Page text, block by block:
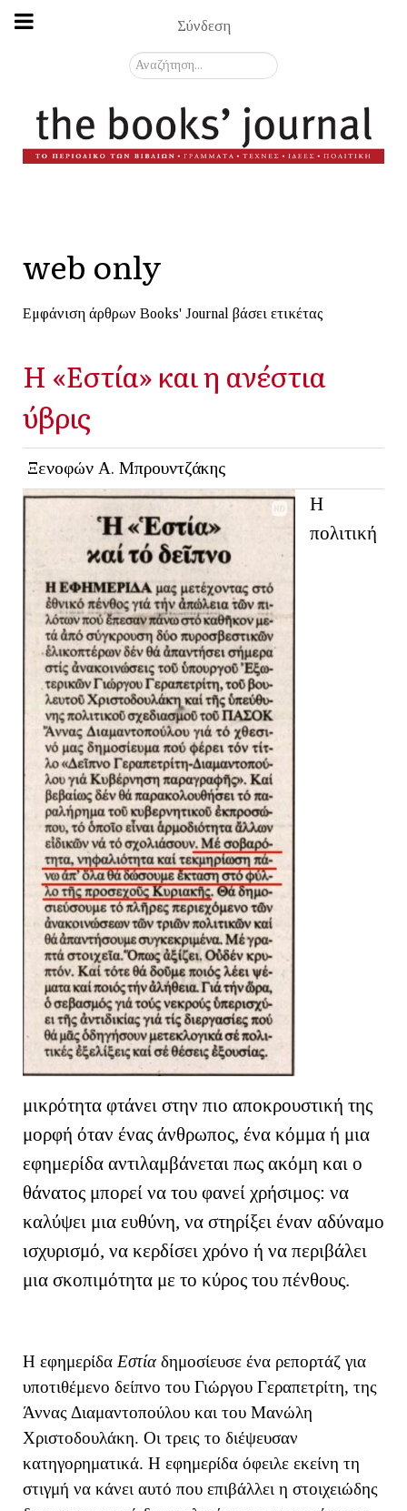
Σύνδεση
Αναζήτηση...
web only
Εμφάνιση άρθρων Books' Journal βάσει ετικέτας
Η «Εστία» και η ανέστια
ύβρις
Ξενοφών Α. Μπρουντζάκης
Η
πολιτική
μικρότητα φτάνει στην πιο αποκρουστική της
μορφή όταν ένας άνθρωπος, ένα κόμμα ή μια
εφημερίδα αντιλαμβάνεται πως ακόμη και ο
θάνατος μπορεί να του φανεί χρήσιμος: να
καλύψει μια ευθύνη, να στηρίξει έναν αδύναμο
ισχυρισμό, να κερδίσει χρόνο ή να περιβάλει
μια σκοπιμότητα με το κύρος του πένθους.
Η εφημερίδα Εστίαδημοσίευσε ένα ρεπορτάζ για
υποτιθέμενο δείπνο του Γιώργου Γεραπετρίτη, της
Άννας Διαμαντοπούλου και του Μανώλη
Χριστοδουλάκη. Οι τρεις το διέψευσαν
κατηγορηματικά. Η εφημερίδα όφειλε εκείνη τη
στιγμή να κάνει αυτό που επιβάλλει η στοιχειώδης